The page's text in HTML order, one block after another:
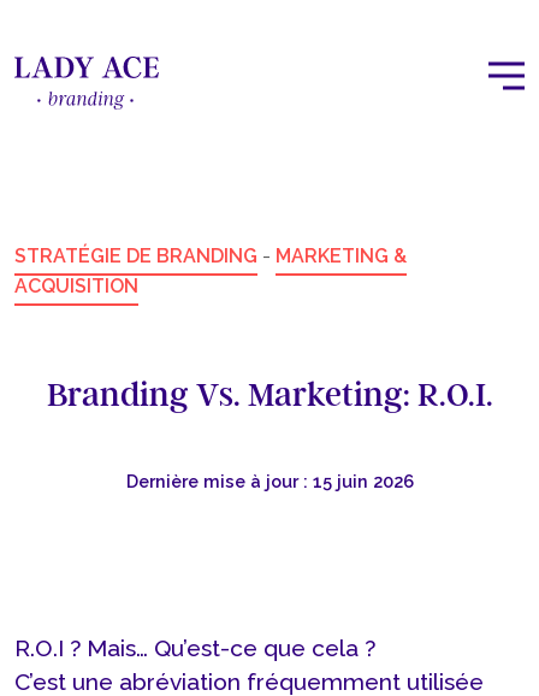
STRATÉGIE DE BRANDING - MARKETING &
ACQUISITION
Branding Vs. Marketing: R.O.I.
Dernière mise à jour : 15 juin 2026
R.O.I ? Mais… Qu’est-ce que cela ?
C’est une abréviation fréquemment utilisée